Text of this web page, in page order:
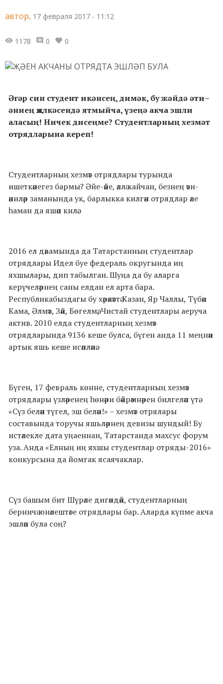
автор, 17 февраля 2017 - 11:12
1178 0 0
Әгәр син студент икәнсең, димәк, бу жәйдә әти–
әниең җилкәсендә ятмыйча, үзеңә акча эшли
аласың! Ничек дисеңме? Cтудентларның хезмәт
отрядларына кереп!
Студентларның хезмәт отрядлары турында
ишеткәнегез бармы? Әйе-әйе, әллә кайчан, безнең әти-
әниләр заманында ук, барлыкка килгән отрядлар әле
һаман да яшәп килә.
2016 ел дәвамында да Татарстанның студентлар
отрядлары Идел буе федераль округында иң
яхшылары, дип табылган. Шуңа да бу аларга
керүчеләрнең саны елдан ел арта бара.
Республикабыздагы бу хәрәкәттә Казан, Яр Чаллы, Түбән
Кама, Әлмәт, Зәй, Бөгелмә, Чистай студентлары аеруча
актив. 2010 елда студентларның хезмәт
отрядларында 9136 кеше булса, бүген анда 11 меңнән
артык яшь кеше исәпләнә.
Бүген, 17 февраль көнне, студентларның хезмәт
отрядлары үзләренең һөнәри бәйрәмнәрен билгеләп үтә.
«Сүз белән түгел, эш белән!» – хезмәт отрялары
составында торучы яшьләрнең девизы шундый! Бу
истәлекле дата уңаеннан, Татарстанда махсус форум
уза. Анда «Елның иң яхшы студентлар отряды-2016»
конкурсына да йомгак ясаячаклар.
Сүз башым бит Шүрәле дигәндәй, студентларның
берничә юнәлештәге отрядлары бар. Аларда күпме акча
эшләп була соң?